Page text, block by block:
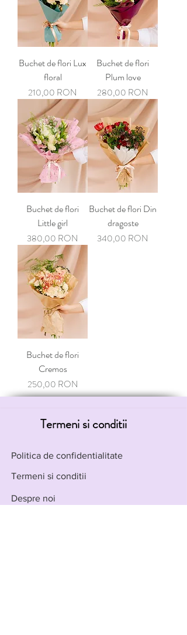
Buchet de flori Lux
floral
Preț
210,00 RON
Buchet de flori
Plum love
Preț
280,00 RON
Buchet de flori
Little girl
Preț
380,00 RON
Buchet de flori Din
dragoste
Preț
340,00 RON
Buchet de flori
Cremos
Preț
250,00 RON
Termeni si conditii
Politica de confidentialitate
Termeni si conditii
Despre noi